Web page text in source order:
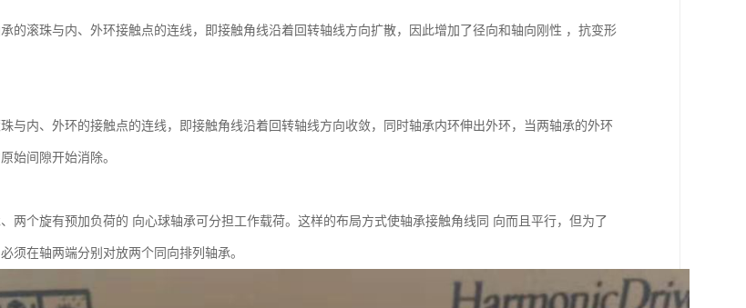
的滚珠与内、外环接触点的连线，即接触角线沿着回转轴线方向扩散，因此增加了径向和轴向刚性 ，抗变形
与内、外环的接触点的连线，即接触角线沿着回转轴线方向收敛，同时轴承内环伸出外环，当两轴承的外环
始间隙开始消除。
两个旋有预加负荷的 向心球轴承可分担工作载荷。这样的布局方式使轴承接触角线同 向而且平行，但为了
须在轴两端分别对放两个同向排列轴承。